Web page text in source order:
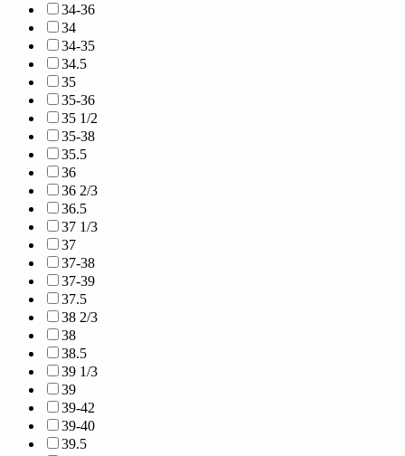
34-36
34
34-35
34.5
35
35-36
35 1/2
35-38
35.5
36
36 2/3
36.5
37 1/3
37
37-38
37-39
37.5
38 2/3
38
38.5
39 1/3
39
39-42
39-40
39.5